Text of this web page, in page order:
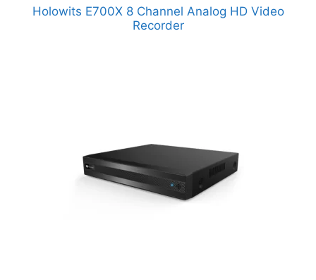
Holowits E700X 8 Channel Analog HD Video
Recorder